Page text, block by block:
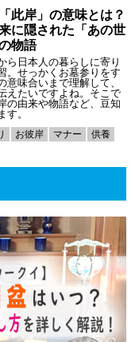
此岸」の意味とは？
に隠された「あの世
物語
ら日本人の暮らしに寄り
。せっかくお墓参りをす
意味合いまで理解して、
えたいですよね。そこで
の由来や物語など、豆知
す。
お彼岸 マナー 供養